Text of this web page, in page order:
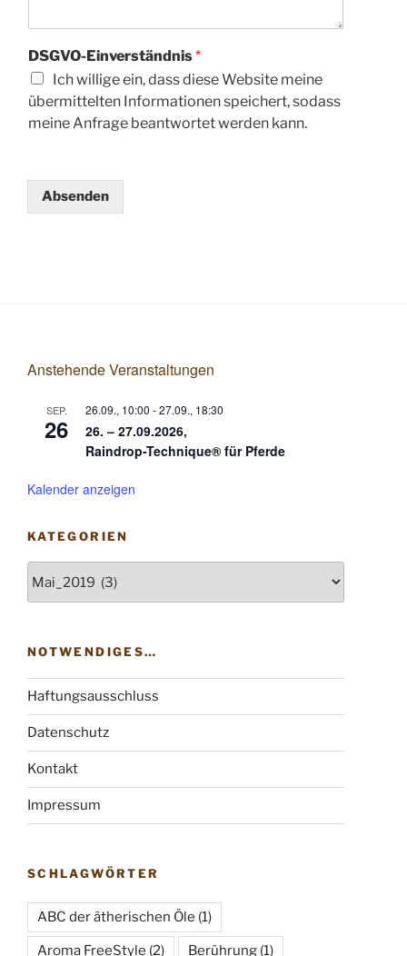
DSGVO-Einverständnis*
Ich willige ein, dass diese Website meine
übermittelten Informationen speichert, sodass
meine Anfrage beantwortet werden kann.
Absenden
Anstehende Veranstaltungen
SEP.
26
26.09., 10:00 -27.09., 18:30
26. – 27.09.2026,
Raindrop-Technique® für Pferde
Kalender anzeigen
KATEGORIEN
Kategorien
NOTWENDIGES…
Haftungsausschluss
Datenschutz
Kontakt
Impressum
SCHLAGWÖRTER
ABC der ätherischen Öle (1)
Aroma FreeStyle (2) Berührung (1)